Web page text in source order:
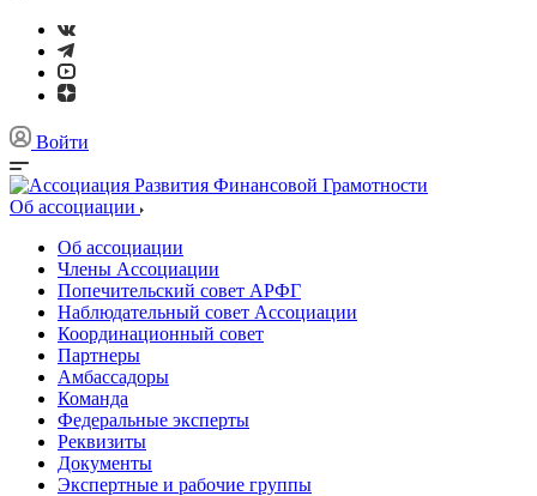
Войти
Об ассоциации
Об ассоциации
Члены Ассоциации
Попечительский совет АРФГ
Наблюдательный совет Ассоциации
Координационный совет
Партнеры
Амбассадоры
Команда
Федеральные эксперты
Реквизиты
Документы
Экспертные и рабочие группы